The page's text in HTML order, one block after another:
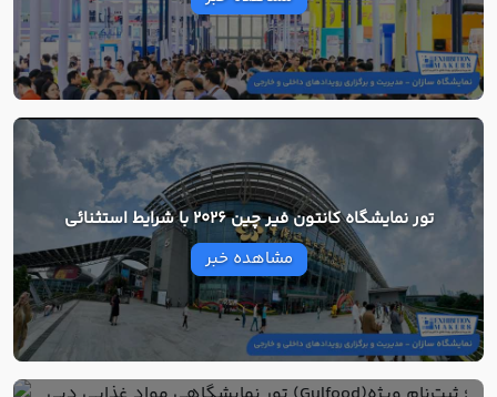
تور نمایشگاه کانتون فیر چین 2026 با شرایط استثنائی
مشاهده خبر